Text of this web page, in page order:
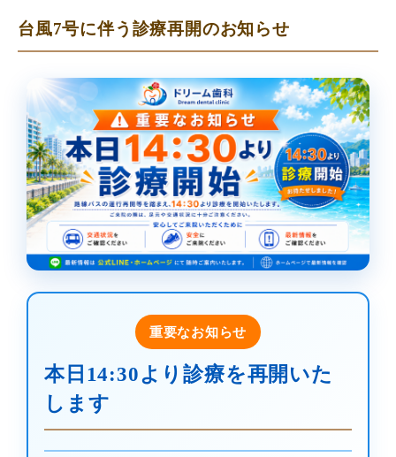
台風7号に伴う診療再開のお知らせ
重要なお知らせ
本日14:30より診療を再開いた
します